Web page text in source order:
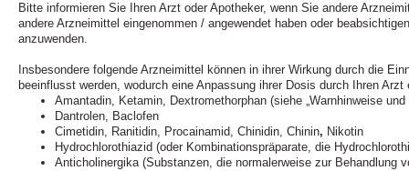
Bitte informieren Sie Ihren Arzt oder Apotheker, wenn Sie andere
andere Arzneimittel eingenommen / angewendet haben oder
anzuwenden.
Insbesondere folgende Arzneimittel können in ihrer Wirkung durch die
beeinflusst werden, wodurch eine Anpassung ihrer Dosis durch Ihren
Amantadin, Ketamin, Dextromethorphan (siehe „Warnhinweise
Dantrolen, Baclofen
Cimetidin, Ranitidin, Procainamid, Chinidin, Chinin, Nikotin
Hydrochlorothiazid (oder Kombinationspräparate, die
Anticholinergika (Substanzen, die normalerweise zur Behandlung